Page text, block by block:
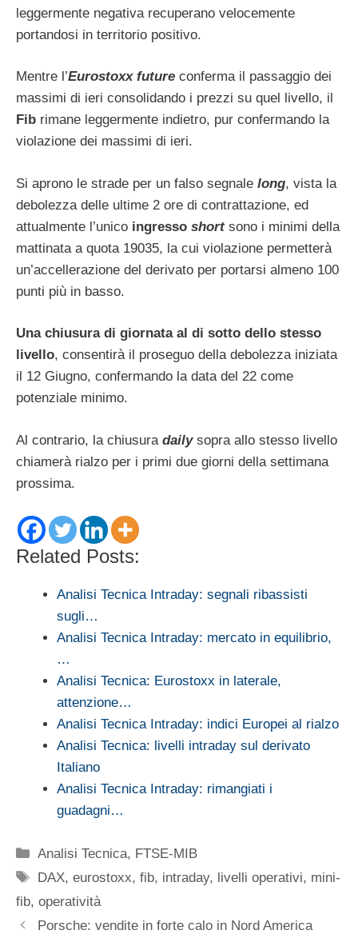
leggermente negativa recuperano velocemente
portandosi in territorio positivo.
Mentre l’Eurostoxx future conferma il passaggio dei
massimi di ieri consolidando i prezzi su quel livello, il
Fib rimane leggermente indietro, pur confermando la
violazione dei massimi di ieri.
Si aprono le strade per un falso segnale long, vista la
debolezza delle ultime 2 ore di contrattazione, ed
attualmente l’unico ingresso shortsono i minimi della
mattinata a quota 19035, la cui violazione permetterà
un’accellerazione del derivato per portarsi almeno 100
punti più in basso.
Una chiusura di giornata al di sotto dello stesso
livello, consentirà il proseguo della debolezza iniziata
il 12 Giugno, confermando la data del 22 come
potenziale minimo.
Al contrario, la chiusura dailysopra allo stesso livello
chiamerà rialzo per i primi due giorni della settimana
prossima.
Related Posts:
Analisi Tecnica Intraday: segnali ribassisti
sugli…
Analisi Tecnica Intraday: mercato in equilibrio,
…
Analisi Tecnica: Eurostoxx in laterale,
attenzione…
Analisi Tecnica Intraday: indici Europei al rialzo
Analisi Tecnica: livelli intraday sul derivato
Italiano
Analisi Tecnica Intraday: rimangiati i
guadagni…
Categorie
Analisi Tecnica, FTSE-MIB
Tag
DAX,eurostoxx,fib, intraday, livelli operativi, mini-
fib, operatività
Porsche: vendite in forte calo in Nord America